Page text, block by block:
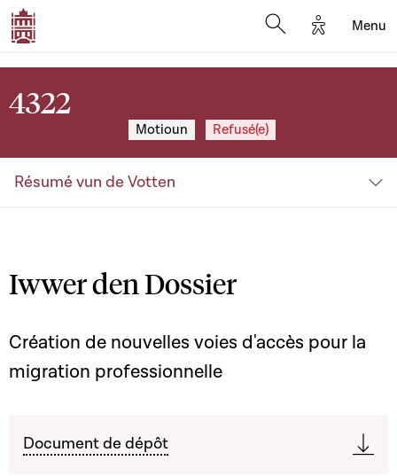
Options
Menu
4322
Motioun Refusé(e)
Résumé vun de Votten
Iwwer den Dossier
Création de nouvelles voies d'accès pour la
migration professionnelle
Document de dépôt